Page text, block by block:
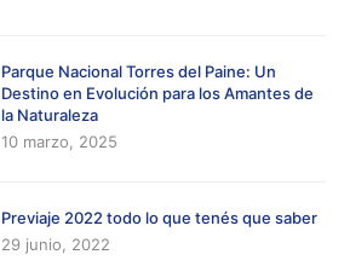
Parque Nacional Torres del Paine: Un
Destino en Evolución para los Amantes de
la Naturaleza
10 marzo, 2025
Previaje 2022 todo lo que tenés que saber
29 junio, 2022